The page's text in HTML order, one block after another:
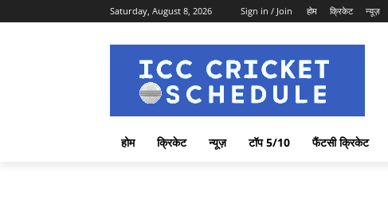
Saturday, August 8, 2026 Sign in / Join होम क्रिकेट न्यूज़
होम क्रिकेट न्यूज़ टॉप 5/10 फैंटसी क्रिकेट